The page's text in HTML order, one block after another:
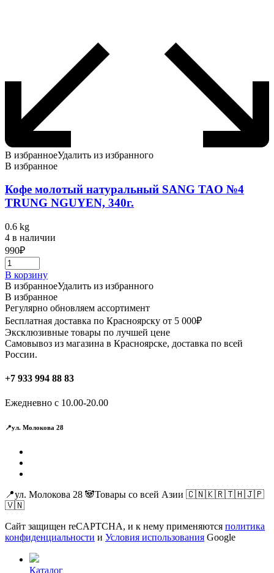
В избранноеУдалить из избранного
В избранное
Кофе молотый натуральный SANG TAO №4
TRUNG NGUYEN, 340г.
0.6 kg
4 в наличии
990₽
В корзину
В избранноеУдалить из избранного
В избранное
Регулярно обновляем ассортимент
Бесплатная доставка по Красноярску от 5 000₽
Эксклюзивные товары по лучшей цене
Самовывоз из магазина в Красноярске, доставка по всей
России.
+7 933 994 88 83
Ежедневно с 10.00-20.00
📍ул. Молокова 28
📍ул. Молокова 28 🐼Товары со всей Азии 🇨🇳🇰🇷🇹🇭🇯🇵
🇻🇳
Сайт защищен reCAPTCHA, и к нему применяются политика
конфиденциальности и Условия использования Google
Каталог